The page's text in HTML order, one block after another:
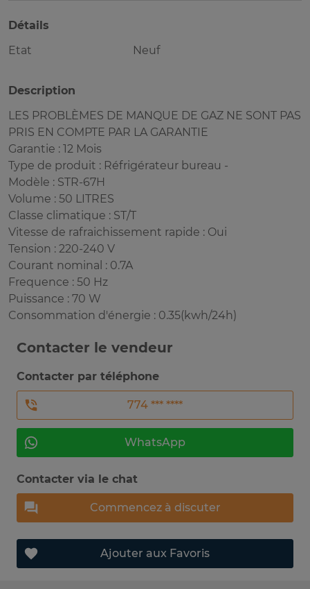
Détails
Etat
Neuf
Description
LES PROBLÈMES DE MANQUE DE GAZ NE SONT PAS
PRIS EN COMPTE PAR LA GARANTIE
Garantie : 12 Mois
Type de produit : Réfrigérateur bureau -
Modèle : STR-67H
Volume : 50 LITRES
Classe climatique : ST/T
Vitesse de rafraichissement rapide : Oui
Tension : 220-240 V
Courant nominal : 0.7A
Frequence : 50 Hz
Puissance : 70 W
Consommation d'énergie : 0.35(kwh/24h)
Contacter le vendeur
Contacter par téléphone
774 *** ****
WhatsApp
Contacter via le chat
Commencez à discuter
Ajouter aux Favoris